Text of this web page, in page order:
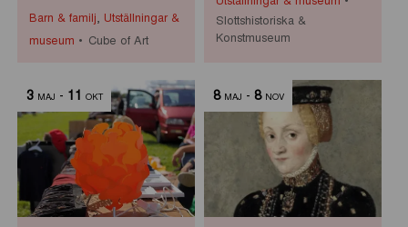
Barn & familj Utställningar &
museum
Cube of Art
Slottshistoriska &
Konstmuseum
3 MAJ - 11 OKT 8 MAJ - 8 NOV